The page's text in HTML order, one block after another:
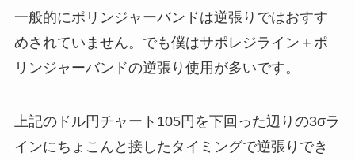
一般的にポリンジャーバンドは逆張りではおすす
めされていません。でも僕はサポレジライン＋ポ
リンジャーバンドの逆張り使用が多いです。
上記のドル円チャート105円を下回った辺りの3σラ
インにちょこんと接したタイミングで逆張りでき